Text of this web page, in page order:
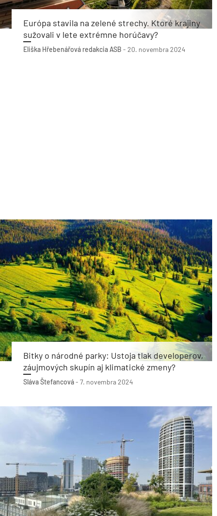
Európa stavila na zelené strechy. Ktoré krajiny
sužovali v lete extrémne horúčavy?
Eliška Hřebenářová redakcia ASB - 20. novembra 2024
Bitky o národné parky: Ustoja tlak developerov,
záujmových skupín aj klimatické zmeny?
Sláva Štefancová- 7. novembra 2024